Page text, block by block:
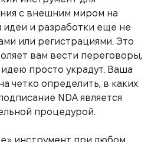
с внешним миром на
идеи и разработки еще не
или регистрациями. Это
вам вести переговоры,
просто украдут. Ваша
четко определить, в каких
NDA является
процедурой.
инструмент при любом